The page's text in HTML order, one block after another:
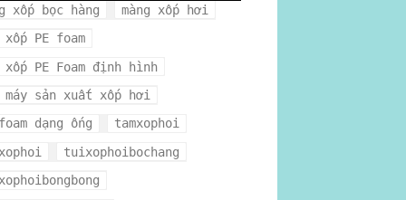
xốp bọc hàng
màng xốp hơi
xốp PE foam
xốp PE Foam định hình
máy sản xuất xốp hơi
dạng ống
tamxophoi
tuixophoibochang